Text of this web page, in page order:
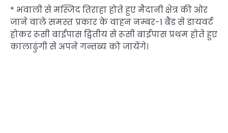
* भवाली से मस्जिद तिराहा होते हुए मैदानी क्षेत्र की ओर
जाने वाले समस्त प्रकार के वाहन नम्बर-1 बैंड से डायवर्ट
होकर रूसी बाईपास द्वितीय से रूसी बाईपास प्रथम होते हुए
कालाढुंगी से अपने गन्तब्य को जायेंगे।